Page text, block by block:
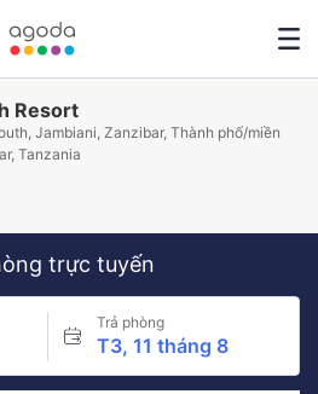
Resort
Jambiani, Zanzibar, Thành phố/miền
Tanzania
trực tuyến
Trả phòng
T3, 11 tháng 8